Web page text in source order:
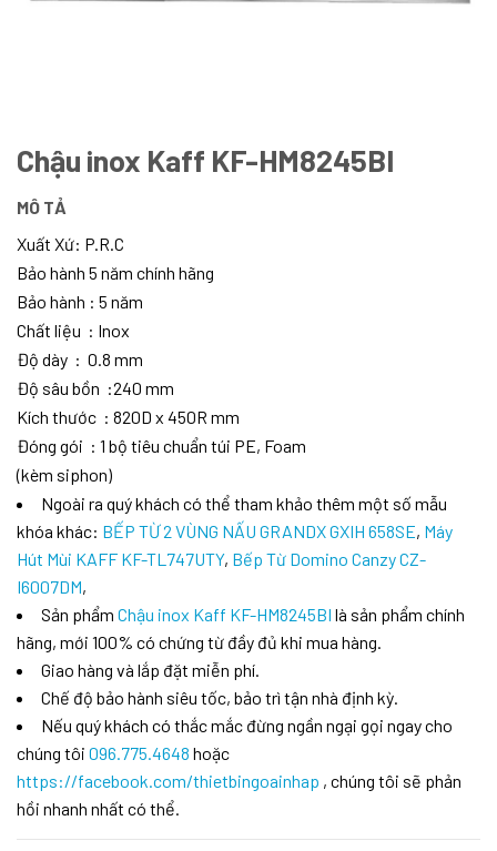
Chậu inox Kaff KF-HM8245BI
MÔ TẢ
Xuất Xứ: P.R.C
Bảo hành 5 năm chính hãng
Bảo hành : 5 năm
Chất liệu : Inox
Độ dày : 0.8 mm
Độ sâu bồn :240 mm
Kích thước : 820D x 450R mm
Đóng gói : 1 bộ tiêu chuẩn túi PE, Foam
(kèm siphon)
Ngoài ra quý khách có thể tham khảo thêm một số mẫu
khóa khác: BẾP TỪ 2 VÙNG NẤU GRANDX GXIH 658SE, Máy
Hút Mùi KAFF KF-TL747UTY, Bếp Từ Domino Canzy CZ-
I6007DM,
Sản phẩm Chậu inox Kaff KF-HM8245BI là sản phẩm chính
hãng, mới 100% có chứng từ đầy đủ khi mua hàng.
Giao hàng và lắp đặt miễn phí.
Chế độ bảo hành siêu tốc, bảo trì tận nhà định kỳ.
Nếu quý khách có thắc mắc đừng ngần ngại gọi ngay cho
chúng tôi 096.775.4648 hoặc
https://facebook.com/thietbingoainhap , chúng tôi sẽ phản
hồi nhanh nhất có thể.